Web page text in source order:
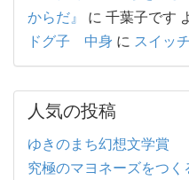
からだ』
に 千葉子です
ドグ子 中身 に スイッチ
人気の投稿
ゆきのまち幻想文学賞
究極のマヨネーズをつく